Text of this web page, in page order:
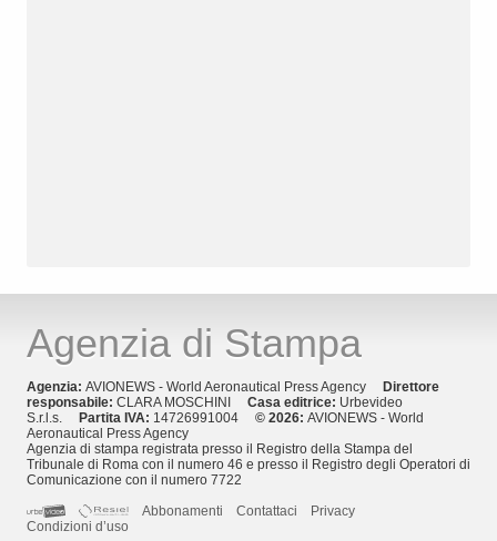
Agenzia di Stampa
Agenzia: AVIONEWS - World Aeronautical Press Agency Direttore
responsabile: CLARA MOSCHINI Casa editrice: Urbevideo
S.r.l.s. Partita IVA: 14726991004 © 2026: AVIONEWS - World
Aeronautical Press Agency
Agenzia di stampa registrata presso il Registro della Stampa del
Tribunale di Roma con il numero 46 e presso il Registro degli Operatori di
Comunicazione con il numero 7722
Abbonamenti
Contattaci
Privacy
Condizioni d’uso